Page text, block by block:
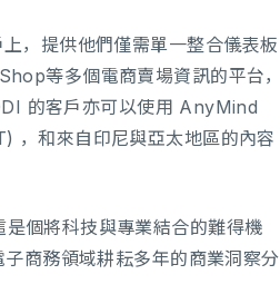
，提供他們僅需單一整合儀表板
等多個電商賣場資訊的平台，
的客戶亦可以使用 AnyMind
和來自印尼與亞太地區的內容
個將科技與專業結合的難得機
商務領域耕耘多年的商業洞察分